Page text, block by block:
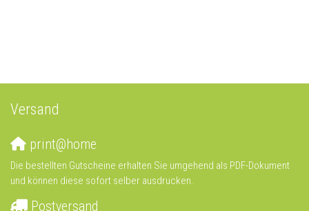
Versand
print@home
Die bestellten Gutscheine erhalten Sie umgehend als PDF-Dokument
und können diese sofort selber ausdrucken.
Postversand